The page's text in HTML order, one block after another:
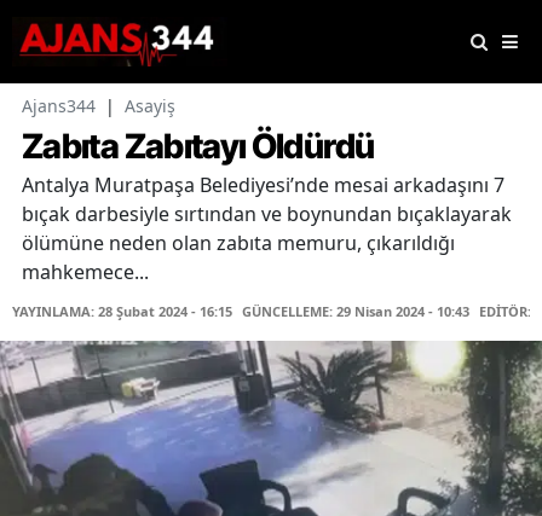
Ajans344 | Asayiş
Zabıta Zabıtayı Öldürdü
Antalya Muratpaşa Belediyesi’nde mesai arkadaşını 7
bıçak darbesiyle sırtından ve boynundan bıçaklayarak
ölümüne neden olan zabıta memuru, çıkarıldığı
mahkemece...
YAYINLAMA: 28 Şubat 2024 - 16:15 GÜNCELLEME: 29 Nisan 2024 - 10:43 EDİTÖR: